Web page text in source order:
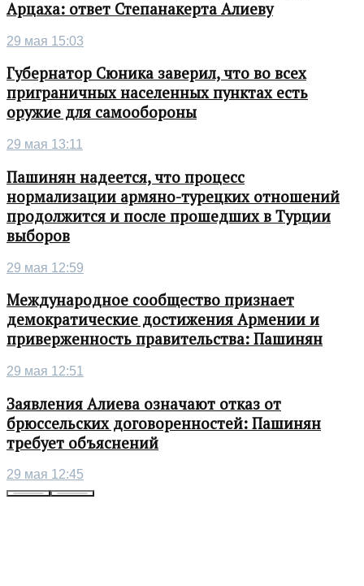
Арцаха: ответ Степанакерта Алиеву
29 мая 15:03
Губернатор Сюника заверил, что во всех
приграничных населенных пунктах есть
оружие для самообороны
29 мая 13:11
Пашинян надеется, что процесс
нормализации армяно-турецких отношений
продолжится и после прошедших в Турции
выборов
29 мая 12:59
Международное сообщество признает
демократические достижения Армении и
приверженность правительства: Пашинян
29 мая 12:51
Заявления Алиева означают отказ от
брюссельских договоренностей: Пашинян
требует объяснений
29 мая 12:45